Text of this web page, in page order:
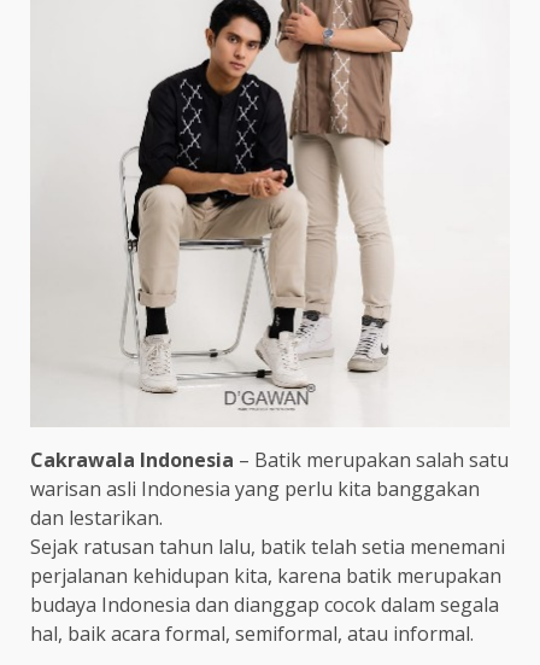
Cakrawala Indonesia – Batik merupakan salah satu
warisan asli Indonesia yang perlu kita banggakan
dan lestarikan.
Sejak ratusan tahun lalu, batik telah setia menemani
perjalanan kehidupan kita, karena batik merupakan
budaya Indonesia dan dianggap cocok dalam segala
hal, baik acara formal, semiformal, atau informal.